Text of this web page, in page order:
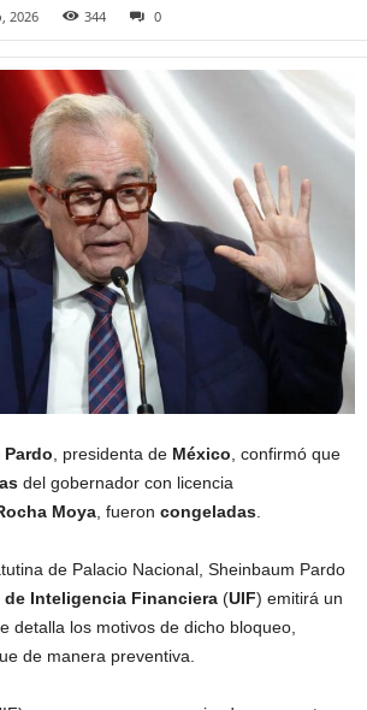
2026 344 0
, presidenta de México , confirmó que
del gobernador con licencia
Moya , fueron congeladas
de Palacio Nacional, Sheinbaum Pardo
de Inteligencia Financiera (UIF) emitirá un
detalla los motivos de dicho bloqueo,
de manera preventiva.